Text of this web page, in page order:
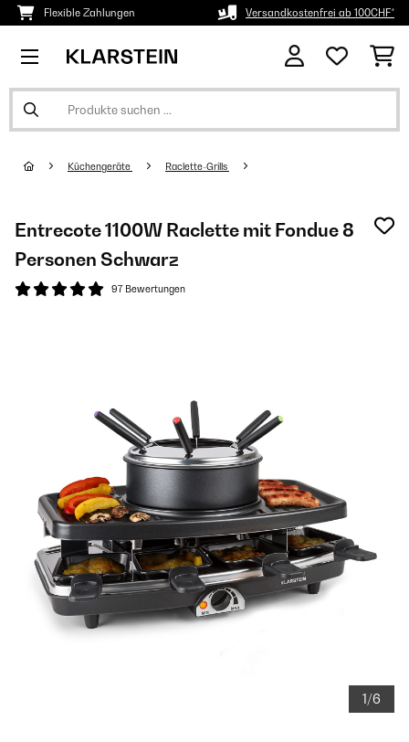
Flexible Zahlungen Versandkostenfrei ab 100CHF*
Küchengeräte Raclette-Grills
Entrecote 1100W Raclette mit Fondue 8
Personen Schwarz
97 Bewertungen
1/6